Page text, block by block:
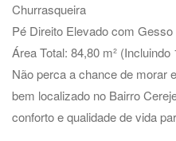
Churrasqueira
Pé Direito Elevado com
Área Total: 84,80 m²
Não perca a chance de morar
bem localizado no Bairro
conforto e qualidade de vida